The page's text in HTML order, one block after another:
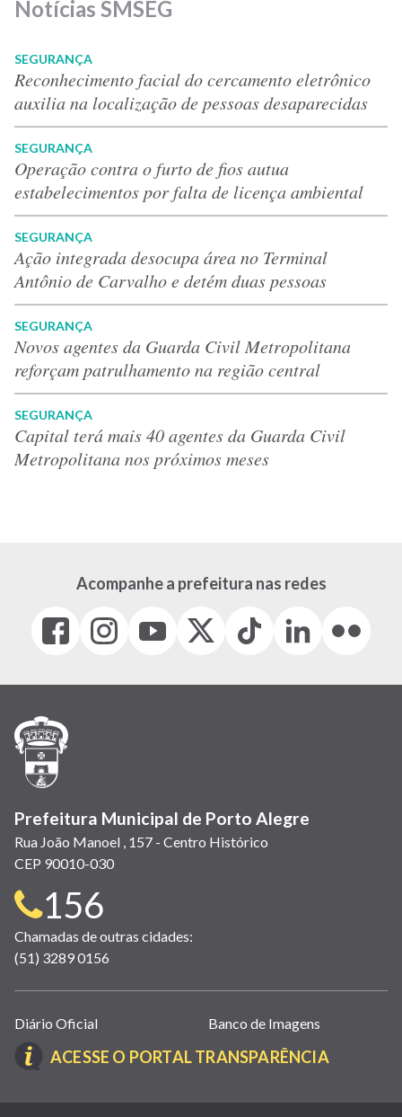
Notícias SMSEG
SEGURANÇA
Reconhecimento facial do cercamento eletrônico
auxilia na localização de pessoas desaparecidas
SEGURANÇA
Operação contra o furto de fios autua
estabelecimentos por falta de licença ambiental
SEGURANÇA
Ação integrada desocupa área no Terminal
Antônio de Carvalho e detém duas pessoas
SEGURANÇA
Novos agentes da Guarda Civil Metropolitana
reforçam patrulhamento na região central
SEGURANÇA
Capital terá mais 40 agentes da Guarda Civil
Metropolitana nos próximos meses
Acompanhe a prefeitura nas redes
Facebook
(link
em
janela)
Instagram
(link
em
(link
em
(Antigo
(link
Tiktok
(link
em
LinkedIn
(link
em
(link
em
Prefeitura Municipal de Porto Alegre
Rua João Manoel , 157 - Centro Histórico
CEP 90010-030
Telefone
para
contato:
156
Chamadas de outras cidades:
(51) 3289 0156
Links
úteis
(abrem
nova
Diário Oficial Banco de Imagens
ACESSE O PORTAL TRANSPARÊNCIA(LINK
EM